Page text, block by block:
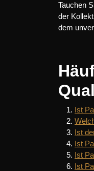
Tauchen
der
dem
Ist
Ist
Ist
Ist
Ist